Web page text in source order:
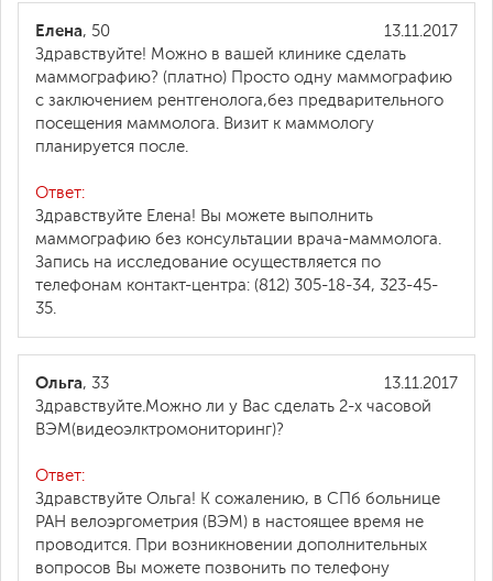
13.11.2017
Елена, 50
Здравствуйте! Можно в вашей клинике сделать
маммографию? (платно) Просто одну маммографию
с заключением рентгенолога,без предварительного
посещения маммолога. Визит к маммологу
планируется после.
Ответ:
Здравствуйте Елена! Вы можете выполнить
маммографию без консультации врача-маммолога.
Запись на исследование осуществляется по
телефонам контакт-центра: (812) 305-18-34, 323-45-
35.
13.11.2017
Ольга, 33
Здравствуйте.Можно ли у Вас сделать 2-х часовой
ВЭМ(видеоэлктромониторинг)?
Ответ:
Здравствуйте Ольга! К сожалению, в СПб больнице
РАН велоэргометрия (ВЭМ) в настоящее время не
проводится. При возникновении дополнительных
вопросов Вы можете позвонить по телефону